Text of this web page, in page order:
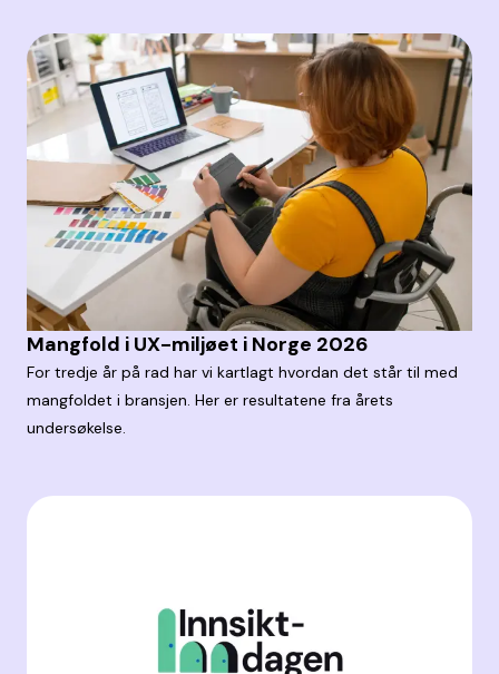
Mangfold i UX-miljøet i Norge 2026
For tredje år på rad har vi kartlagt hvordan det står til med
mangfoldet i bransjen. Her er resultatene fra årets
undersøkelse.